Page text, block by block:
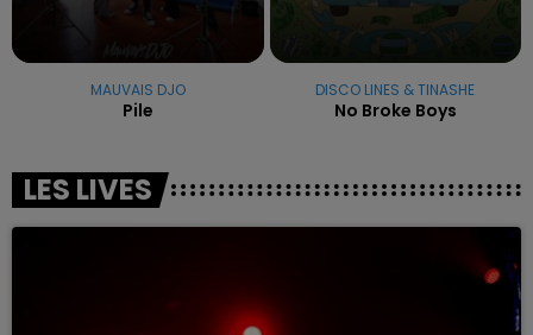
MAUVAIS DJO
Pile
DISCO LINES & TINASHE
No Broke Boys
LES LIVES